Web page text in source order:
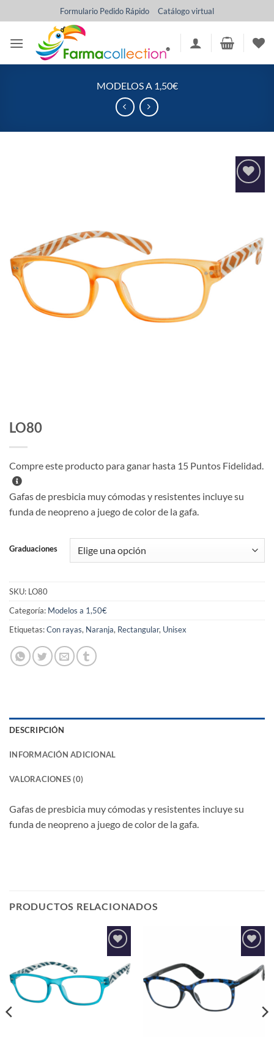
al
contenido
Formulario Pedido Rápido Catálogo virtual
MODELOS A 1,50€
Añadir
deseos
LO80
Compre este producto para ganar hasta 15 Puntos Fidelidad.
Gafas de presbicia muy cómodas y resistentes incluye su
funda de neopreno a juego de color de la gafa.
Graduaciones
SKU: LO80
Categoría: Modelos a 1,50€
Etiquetas:Con rayas, Naranja, Rectangular, Unisex
DESCRIPCIÓN
INFORMACIÓN ADICIONAL
VALORACIONES (0)
Gafas de presbicia muy cómodas y resistentes incluye su
funda de neopreno a juego de color de la gafa.
PRODUCTOS RELACIONADOS
Añadir
lista de
deseos
Añadir
lista de
deseos